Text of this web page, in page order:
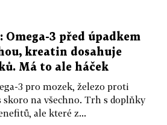
Omega-3 před úpadkem
kreatin dosahuje
Má to ale háček
3 pro mozek, železo proti
skoro na všechno. Trh s doplňky
ale které z...